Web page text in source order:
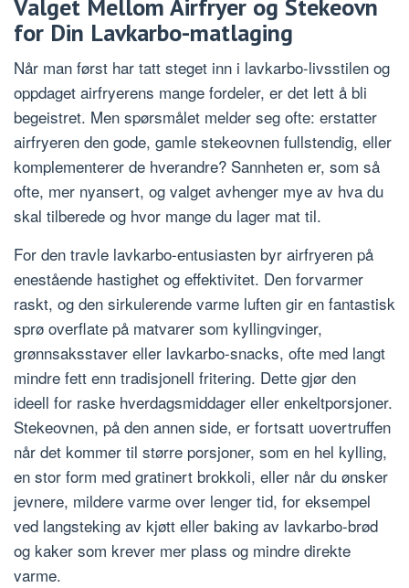
Valget Mellom Airfryer og Stekeovn
for Din Lavkarbo-matlaging
Når man først har tatt steget inn i lavkarbo-livsstilen og
oppdaget airfryerens mange fordeler, er det lett å bli
begeistret. Men spørsmålet melder seg ofte: erstatter
airfryeren den gode, gamle stekeovnen fullstendig, eller
komplementerer de hverandre? Sannheten er, som så
ofte, mer nyansert, og valget avhenger mye av hva du
skal tilberede og hvor mange du lager mat til.
For den travle lavkarbo-entusiasten byr airfryeren på
enestående hastighet og effektivitet. Den forvarmer
raskt, og den sirkulerende varme luften gir en fantastisk
sprø overflate på matvarer som kyllingvinger,
grønnsaksstaver eller lavkarbo-snacks, ofte med langt
mindre fett enn tradisjonell fritering. Dette gjør den
ideell for raske hverdagsmiddager eller enkeltporsjoner.
Stekeovnen, på den annen side, er fortsatt uovertruffen
når det kommer til større porsjoner, som en hel kylling,
en stor form med gratinert brokkoli, eller når du ønsker
jevnere, mildere varme over lenger tid, for eksempel
ved langsteking av kjøtt eller baking av lavkarbo-brød
og kaker som krever mer plass og mindre direkte
varme.